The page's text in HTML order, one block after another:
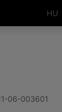
HU
06-003601